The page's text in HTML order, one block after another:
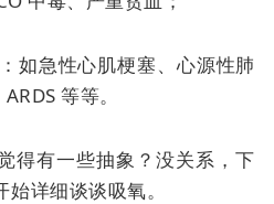
如急性心肌梗塞、心源性肺
等等。
得有一些抽象？没关系，下
详细谈谈吸氧。